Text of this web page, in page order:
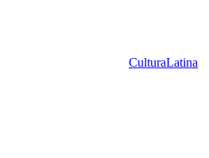
CulturaLatina